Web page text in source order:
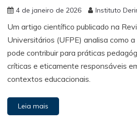
4 de janeiro de 2026 Instituto
Um artigo científico publicado na
Universitários (UFPE) analisa como
pode contribuir para práticas
críticas e eticamente responsáveis
contextos educacionais.
Leia mais